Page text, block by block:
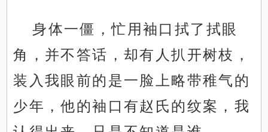
身体一僵，忙用袖口拭了拭眼
角，并不答话，却有人扒开树枝，
装入我眼前的是一脸上略带稚气的
少年，他的袖口有赵氏的纹案，我